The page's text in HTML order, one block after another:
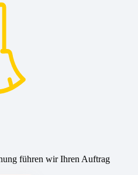
führen wir Ihren Auftrag